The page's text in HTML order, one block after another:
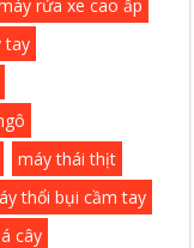
rửa xe cao ấp
tay
máy thái thịt
thổi bụi cầm tay
cây